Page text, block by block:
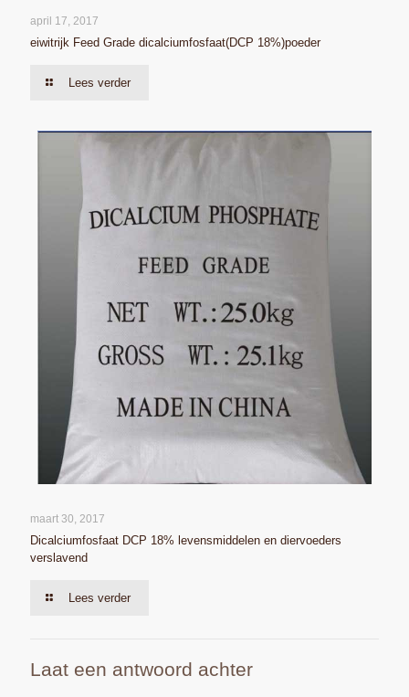
april 17, 2017
eiwitrijk Feed Grade dicalciumfosfaat(DCP 18%)poeder
Lees verder
maart 30, 2017
Dicalciumfosfaat DCP 18% levensmiddelen en diervoeders
verslavend
Lees verder
Laat een antwoord achter